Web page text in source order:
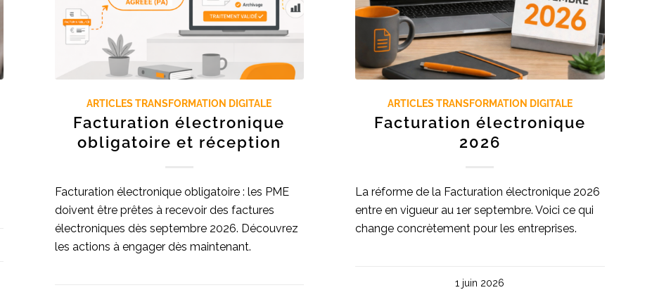
ARTICLES TRANSFORMATION DIGITALE
Facturation électronique
obligatoire et réception
Facturation électronique obligatoire : les PME
doivent être prêtes à recevoir des factures
électroniques dès septembre 2026. Découvrez
les actions à engager dès maintenant.
ARTICLES TRANSFORMATION DIGITALE
Facturation électronique
2026
La réforme de la Facturation électronique 2026
entre en vigueur au 1er septembre. Voici ce qui
change concrètement pour les entreprises.
1 juin 2026